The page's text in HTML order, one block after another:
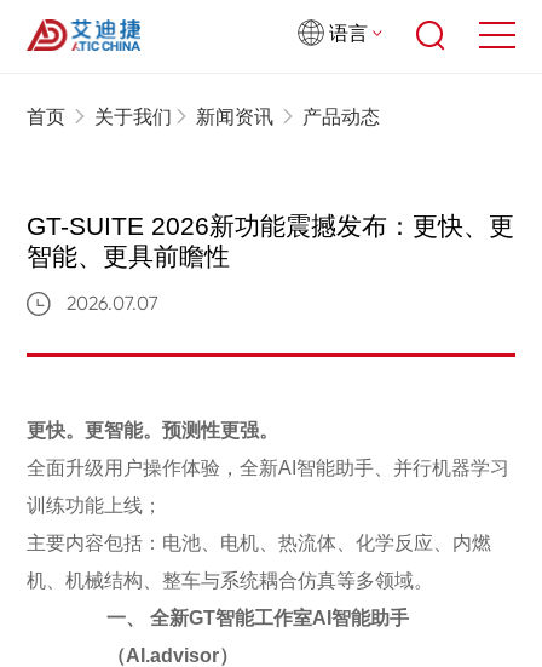
语言
首页 关于我们 新闻资讯 产品动态
GT-SUITE 2026新功能震撼发布：更快、更
智能、更具前瞻性
2026.07.07
更快。更智能。预测性更强。
全面升级用户操作体验，全新AI智能助手、并行机器学习
训练功能上线；
主要内容包括：电池、电机、热流体、化学反应、内燃
机、机械结构、整车与系统耦合仿真等多领域。
一、 全新GT智能工作室AI智能助手
（AI.advisor）